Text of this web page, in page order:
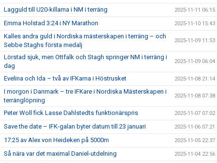
Lagguld till U20-killarna i NM i terräng 2025-11-11 06:15
Emma Holstad 3:24 i NY Marathon 2025-11-10 15:43
Kalles andra guld i Nordiska mästerskapen i terräng – och
Sebbe Staghs första medalj
2025-11-09 11:53
Lörstad sjuk, men Ottfalk och Stagh springer NM i terräng i
dag
2025-11-09 06:04
Evelina och Ida – två av IFKarna i Höstrusket 2025-11-08 21:14
I morgon i Danmark – tre IFKare i Nordiska Mästerskapen i
terränglöpning
2025-11-08 07:38
Peter Woll fick Lasse Dahlstedts funktionärspris 2025-11-07 07:02
Save the date – IFK-galan byter datum till 23 januari 2025-11-06 07:21
17:25 av Alex von Heideken på 5000m 2025-11-05 22:37
Så nära var det maximal Daniel-utdelning 2025-11-04 22:56